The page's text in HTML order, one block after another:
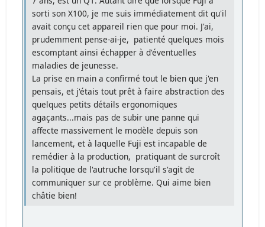
sorti son X100, je me suis immédiatement dit qu'il
avait conçu cet appareil rien que pour moi. J'ai,
prudemment pense-ai-je, patienté quelques mois
escomptant ainsi échapper à d'éventuelles
maladies de jeunesse.
La prise en main a confirmé tout le bien que j'en
pensais, et j'étais tout prêt à faire abstraction des
quelques petits détails ergonomiques
agaçants...mais pas de subir une panne qui
affecte massivement le modèle depuis son
lancement, et à laquelle Fuji est incapable de
remédier à la production, pratiquant de surcroît
la politique de l'autruche lorsqu'il s'agit de
communiquer sur ce problème. Qui aime bien
châtie bien!